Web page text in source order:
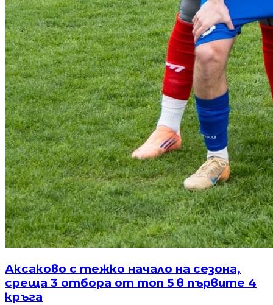
Аксаково с тежко начало на сезона,
среща 3 отбора от топ 5 в първите 4
кръга